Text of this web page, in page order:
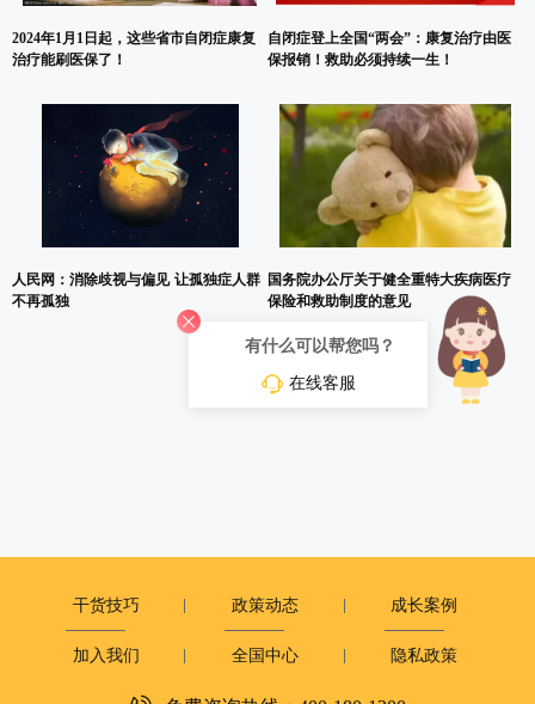
2024年1月1日起，这些省市自闭症康复
治疗能刷医保了！
自闭症登上全国“两会”：康复治疗由医
保报销！救助必须持续一生！
人民网：消除歧视与偏见 让孤独症人群
不再孤独
国务院办公厅关于健全重特大疾病医疗
保险和救助制度的意见
干货技巧 政策动态 成长案例
加入我们 全国中心 隐私政策
有什么可以帮您吗？
在线客服